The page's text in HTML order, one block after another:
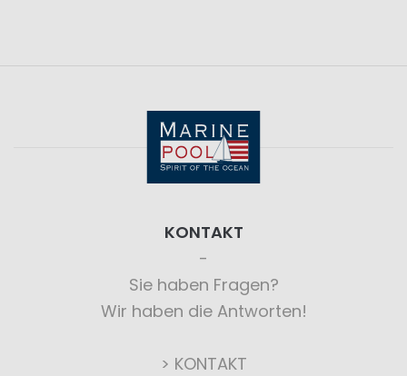
KONTAKT
Sie haben Fragen?
Wir haben die Antworten!
> KONTAKT